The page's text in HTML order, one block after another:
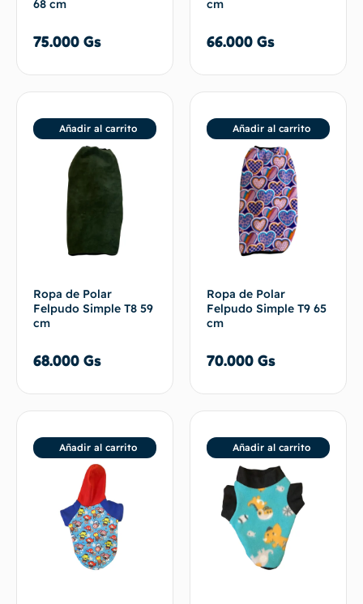
68 cm
75.000 Gs
cm
66.000 Gs
Ropa de Polar
Felpudo Simple T8 59
cm
68.000 Gs
Añadir al carrito
Ropa de Polar
Felpudo Simple T9 65
cm
70.000 Gs
Añadir al carrito
Añadir al carrito Añadir al carrito